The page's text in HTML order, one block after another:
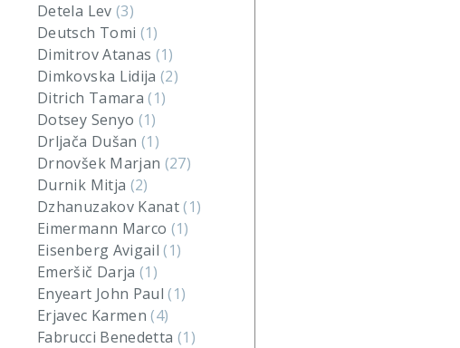
Detela Lev (3)
Deutsch Tomi (1)
Dimitrov Atanas (1)
Dimkovska Lidija(2)
Ditrich Tamara(1)
Dotsey Senyo (1)
Drljača Dušan(1)
Drnovšek Marjan (27)
Durnik Mitja (2)
Dzhanuzakov Kanat(1)
Eimermann Marco (1)
Eisenberg Avigail(1)
Emeršič Darja(1)
Enyeart John Paul(1)
Erjavec Karmen(4)
Fabrucci Benedetta (1)